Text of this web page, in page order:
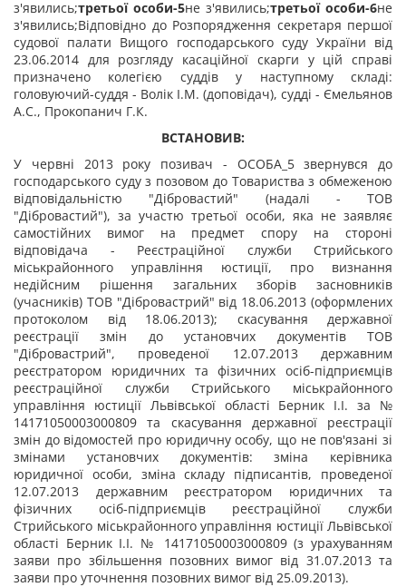
з'явились;третьої особи-5не з'явились;третьої особи-6не
з'явились;Відповідно до Розпорядження секретаря першої
судової палати Вищого господарського суду України від
23.06.2014 для розгляду касаційної скарги у цій справі
призначено колегією суддів у наступному складі:
головуючий-суддя - Волік І.М. (доповідач), судді - Ємельянов
А.С., Прокопанич Г.К.
ВСТАНОВИВ:
У червні 2013 року позивач - ОСОБА_5 звернувся до
господарського суду з позовом до Товариства з обмеженою
відповідальністю "Дібровастий" (надалі - ТОВ
"Дібровастий"), за участю третьої особи, яка не заявляє
самостійних вимог на предмет спору на стороні
відповідача - Реєстраційної служби Стрийського
міськрайонного управління юстиції, про визнання
недійсним рішення загальних зборів засновників
(учасників) ТОВ "Дібровастрий" від 18.06.2013 (оформлених
протоколом від 18.06.2013); скасування державної
реєстрації змін до установчих документів ТОВ
"Дібровастрий", проведеної 12.07.2013 державним
реєстратором юридичних та фізичних осіб-підприємців
реєстраційної служби Стрийського міськрайонного
управління юстиції Львівської області Берник І.І. за №
14171050003000809 та скасування державної реєстрації
змін до відомостей про юридичну особу, що не пов'язані зі
змінами установчих документів: зміна керівника
юридичної особи, зміна складу підписантів, проведеної
12.07.2013 державним реєстратором юридичних та
фізичних осіб-підприємців реєстраційної служби
Стрийського міськрайонного управління юстиції Львівської
області Берник І.І. № 14171050003000809 (з урахуванням
заяви про збільшення позовних вимог від 31.07.2013 та
заяви про уточнення позовних вимог від 25.09.2013).